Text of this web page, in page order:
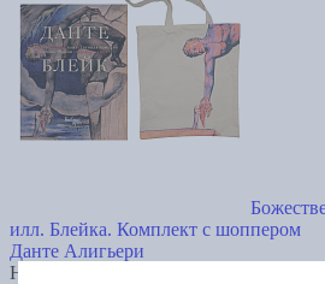
илл. Блейка. Комплект с шоппером
Данте Алигьери
Нет в наличии